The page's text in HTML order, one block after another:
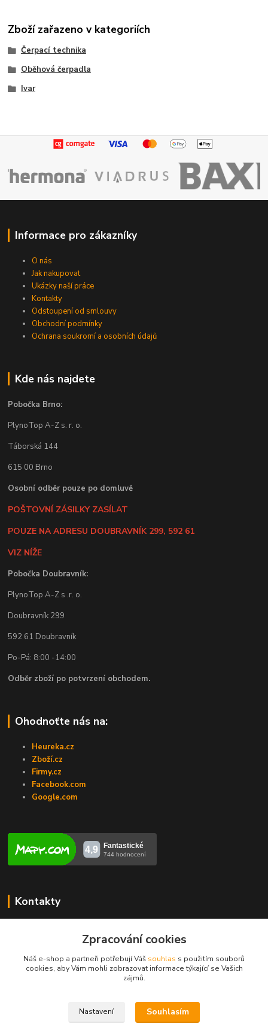
Zboží zařazeno v kategoriích
Čerpací technika
Oběhová čerpadla
Ivar
Informace pro zákazníky
O nás
Jak nakupovat
Ukázky naší práce
Kontakty
Odstoupení od smlouvy
Obchodní podmínky
Ochrana soukromí a osobních údajů
Kde nás najdete
Pobočka Brno:
PlynoTop A-Z s. r. o.
Táborská 144
615 00 Brno
Osobní odběr pouze po domluvě
POŠTOVNÍ ZÁSILKY ZASÍLAT
POUZE NA ADRESU DOUBRAVNÍK 299, 592 61
VIZ NÍŽE
Pobočka Doubravník:
PlynoTop A-Z s .r. o.
Doubravník 299
592 61 Doubravník
Po-Pá: 8:00 -14:00
Odběr zboží po potvrzení obchodem.
Ohodnoťte nás na:
Heureka.cz
Zboží.cz
Firmy.cz
Facebook.com
Google.com
Kontakty
+420731448913
info@opravakotlu.cz
Zpracování cookies
Náš e-shop a partneři potřebují Váš souhlas s použitím souborů
cookies, aby Vám mohli zobrazovat informace týkající se Vašich
zájmů.
Nastavení Souhlasím